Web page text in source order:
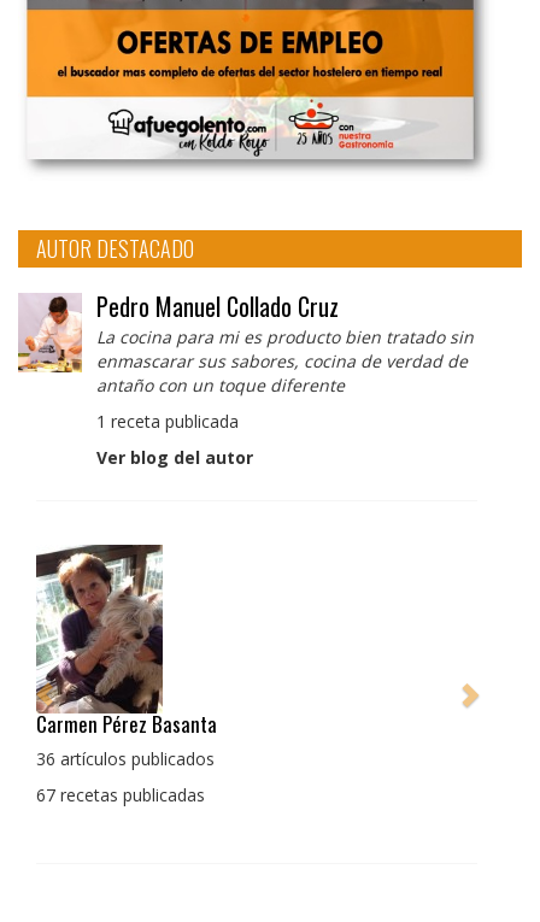
AUTOR DESTACADO
Pedro Manuel Collado Cruz
La cocina para mi es producto bien tratado sin
enmascarar sus sabores, cocina de verdad de
antaño con un toque diferente
1 receta publicada
Ver blog del autor
Pedro Manuel Collado Cruz
La cocina para mi es producto bien tratado sin
con un toque diferente